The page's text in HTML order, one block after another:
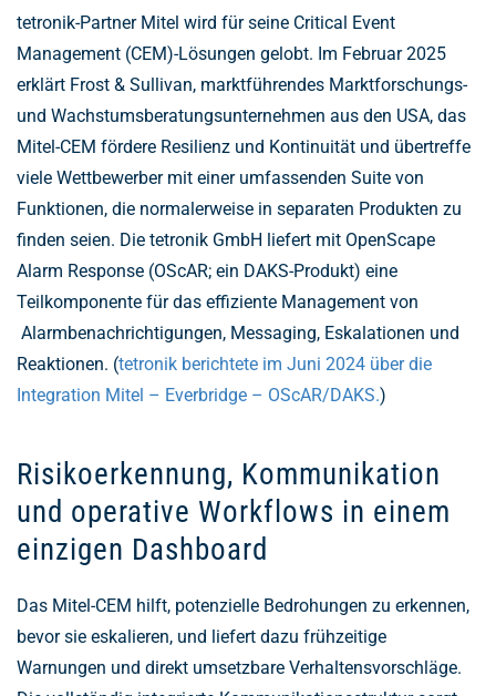
tetronik-Partner Mitel wird für seine Critical Event
Management (CEM)-Lösungen gelobt. Im Februar 2025
erklärt Frost & Sullivan, marktführendes Marktforschungs-
und Wachstumsberatungsunternehmen aus den USA, das
Mitel-CEM fördere Resilienz und Kontinuität und übertreffe
viele Wettbewerber mit einer umfassenden Suite von
Funktionen, die normalerweise in separaten Produkten zu
finden seien. Die tetronik GmbH liefert mit OpenScape
Alarm Response (OScAR; ein DAKS-Produkt) eine
Teilkomponente für das effiziente Management von
Alarmbenachrichtigungen, Messaging, Eskalationen und
Reaktionen. (tetronik berichtete im Juni 2024 über die
Integration Mitel – Everbridge – OScAR/DAKS.)
Risikoerkennung, Kommunikation
und operative Workflows in einem
einzigen Dashboard
Das Mitel-CEM hilft, potenzielle Bedrohungen zu erkennen,
bevor sie eskalieren, und liefert dazu frühzeitige
Warnungen und direkt umsetzbare Verhaltensvorschläge.